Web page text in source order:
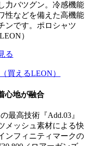
力バツグン。冷感機能
性などを備えた高機能
ンです。ポロシャツ
）
る
心地が融合
最高技術『Add.03』
メッシュ素材による快
ンフィニティマークの